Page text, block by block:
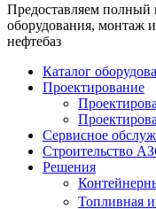
Предоставляем полный
оборудования, монтаж
нефтебаз
Каталог
Проектирование
Cервисное
Строительство
Решения
Топливная